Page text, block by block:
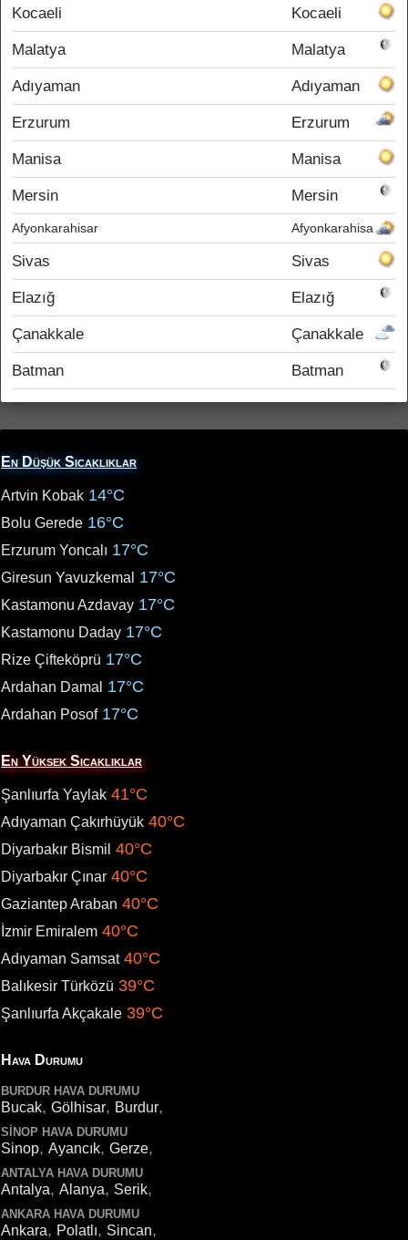
Kocaeli Kocaeli
Malatya Malatya
Adıyaman Adıyaman
Erzurum Erzurum
Manisa Manisa
Mersin Mersin
Afyonkarahisar Afyonkarahisar
Sivas Sivas
Elazığ Elazığ
Çanakkale Çanakkale
Batman Batman
En Düşük Sıcaklıklar
Artvin Kobak 14°C
Bolu Gerede 16°C
Erzurum Yoncalı 17°C
Giresun Yavuzkemal 17°C
Kastamonu Azdavay 17°C
Kastamonu Daday 17°C
Rize Çifteköprü 17°C
Ardahan Damal 17°C
Ardahan Posof 17°C
En Yüksek Sıcaklıklar
Şanlıurfa Yaylak 41°C
Adıyaman Çakırhüyük 40°C
Diyarbakır Bismil 40°C
Diyarbakır Çınar 40°C
Gaziantep Araban 40°C
İzmir Emiralem 40°C
Adıyaman Samsat 40°C
Balıkesir Türközü 39°C
Şanlıurfa Akçakale 39°C
Hava Durumu
BURDUR HAVA DURUMU
Bucak, Gölhisar, Burdur,
SINOP HAVA DURUMU
Sinop, Ayancık, Gerze,
ANTALYA HAVA DURUMU
Antalya, Alanya, Serik,
ANKARA HAVA DURUMU
Ankara, Polatlı, Sincan,